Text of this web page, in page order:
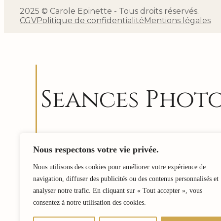
Nous respectons votre vie privée.
Nous utilisons des cookies pour améliorer votre expérience de
navigation, diffuser des publicités ou des contenus personnalisés et
analyser notre trafic. En cliquant sur « Tout accepter », vous
consentez à notre utilisation des cookies.
2025 © Carole Epinette - Tous droits réservés.
CGVPolitique de confidentialité Mentions légales
Seances
Me rendre disponible, être attentive à ce qui
de Qui est l’autre, de ce qui l’anime….
J’aime tant m’ouvrir à cela…et laisser faire.
Si vous aussi, vous souhaitez une rencontre